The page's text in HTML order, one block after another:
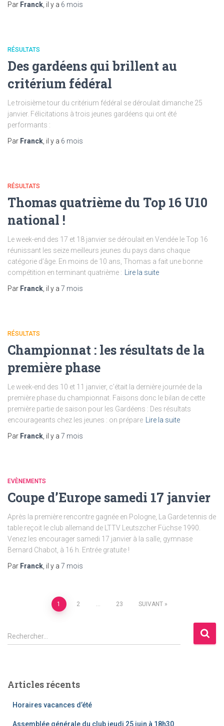
Par Franck , il y a 6 mois
RÉSULTATS
Des gardéens qui brillent au
critérium fédéral
Le troisième tour du critérium fédéral se déroulait dimanche 25
janvier. Félicitations à trois jeunes gardéens qui ont été
performants :
Par Franck , il y a 6 mois
RÉSULTATS
Thomas quatrième du Top 16 U10
national !
Le week-end des 17 et 18 janvier se déroulait en Vendée le Top 16
réunissant les seize meilleurs jeunes du pays dans chaque
catégorie d’âge. En moins de 10 ans, Thomas a fait une bonne
compétition en terminant quatrième :
Lire la suite
Par Franck , il y a 7 mois
RÉSULTATS
Championnat : les résultats de la
première phase
Le week-end des 10 et 11 janvier, c’était la dernière journée de la
première phase du championnat. Faisons donc le bilan de cette
première partie de saison pour les Gardéens : Des résultats
encourageants chez les jeunes : on prépare
Lire la suite
Par Franck , il y a 7 mois
EVÈNEMENTS
Coupe d’Europe samedi 17 janvier
Après la première rencontre gagnée en Pologne, La Garde tennis de
table reçoit le club allemand de LTTV Leutszcher Füchse 1990.
Venez les encourager samedi 17 janvier à la salle, gymnase
Bernard Chabot, à 16 h. Entrée gratuite !
Par Franck , il y a 7 mois
Pagination
des
1 2 … 23 SUIVANT
R
e
r
Rechercher…
Articles récents
Horaires vacances d’été
Assemblée générale du club jeudi 25 juin à 18h30